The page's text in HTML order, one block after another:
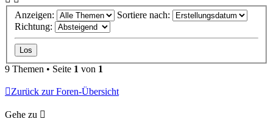
Anzeigen:
Sortiere nach:
Richtung:
9 Themen • Seite 1 von 1
Zurück zur Foren-Übersicht
Gehe zu